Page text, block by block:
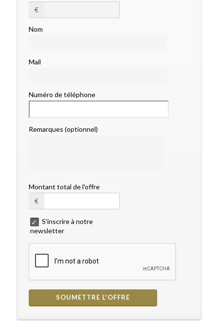
€
Nom
Mail
Numéro de téléphone
Remarques (optionnel)
Montant total de l'offre
€
S'inscrire à notre
newsletter